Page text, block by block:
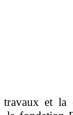
travaux et la